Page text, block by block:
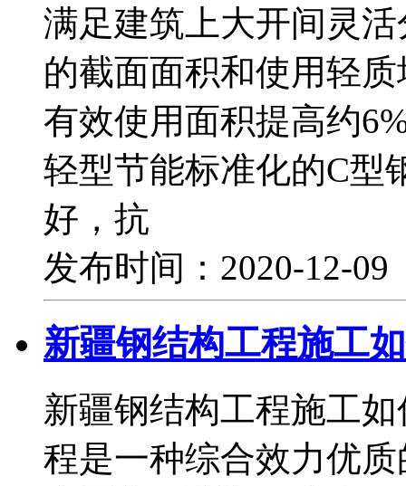
满足建筑上大开间灵
的截面面积和使用轻
有效使用面积提高约
轻型节能标准化的C型
好，抗
发布时间：2020-12-
新疆钢结构工程施工
新疆钢结构工程施工
程是一种综合效力优